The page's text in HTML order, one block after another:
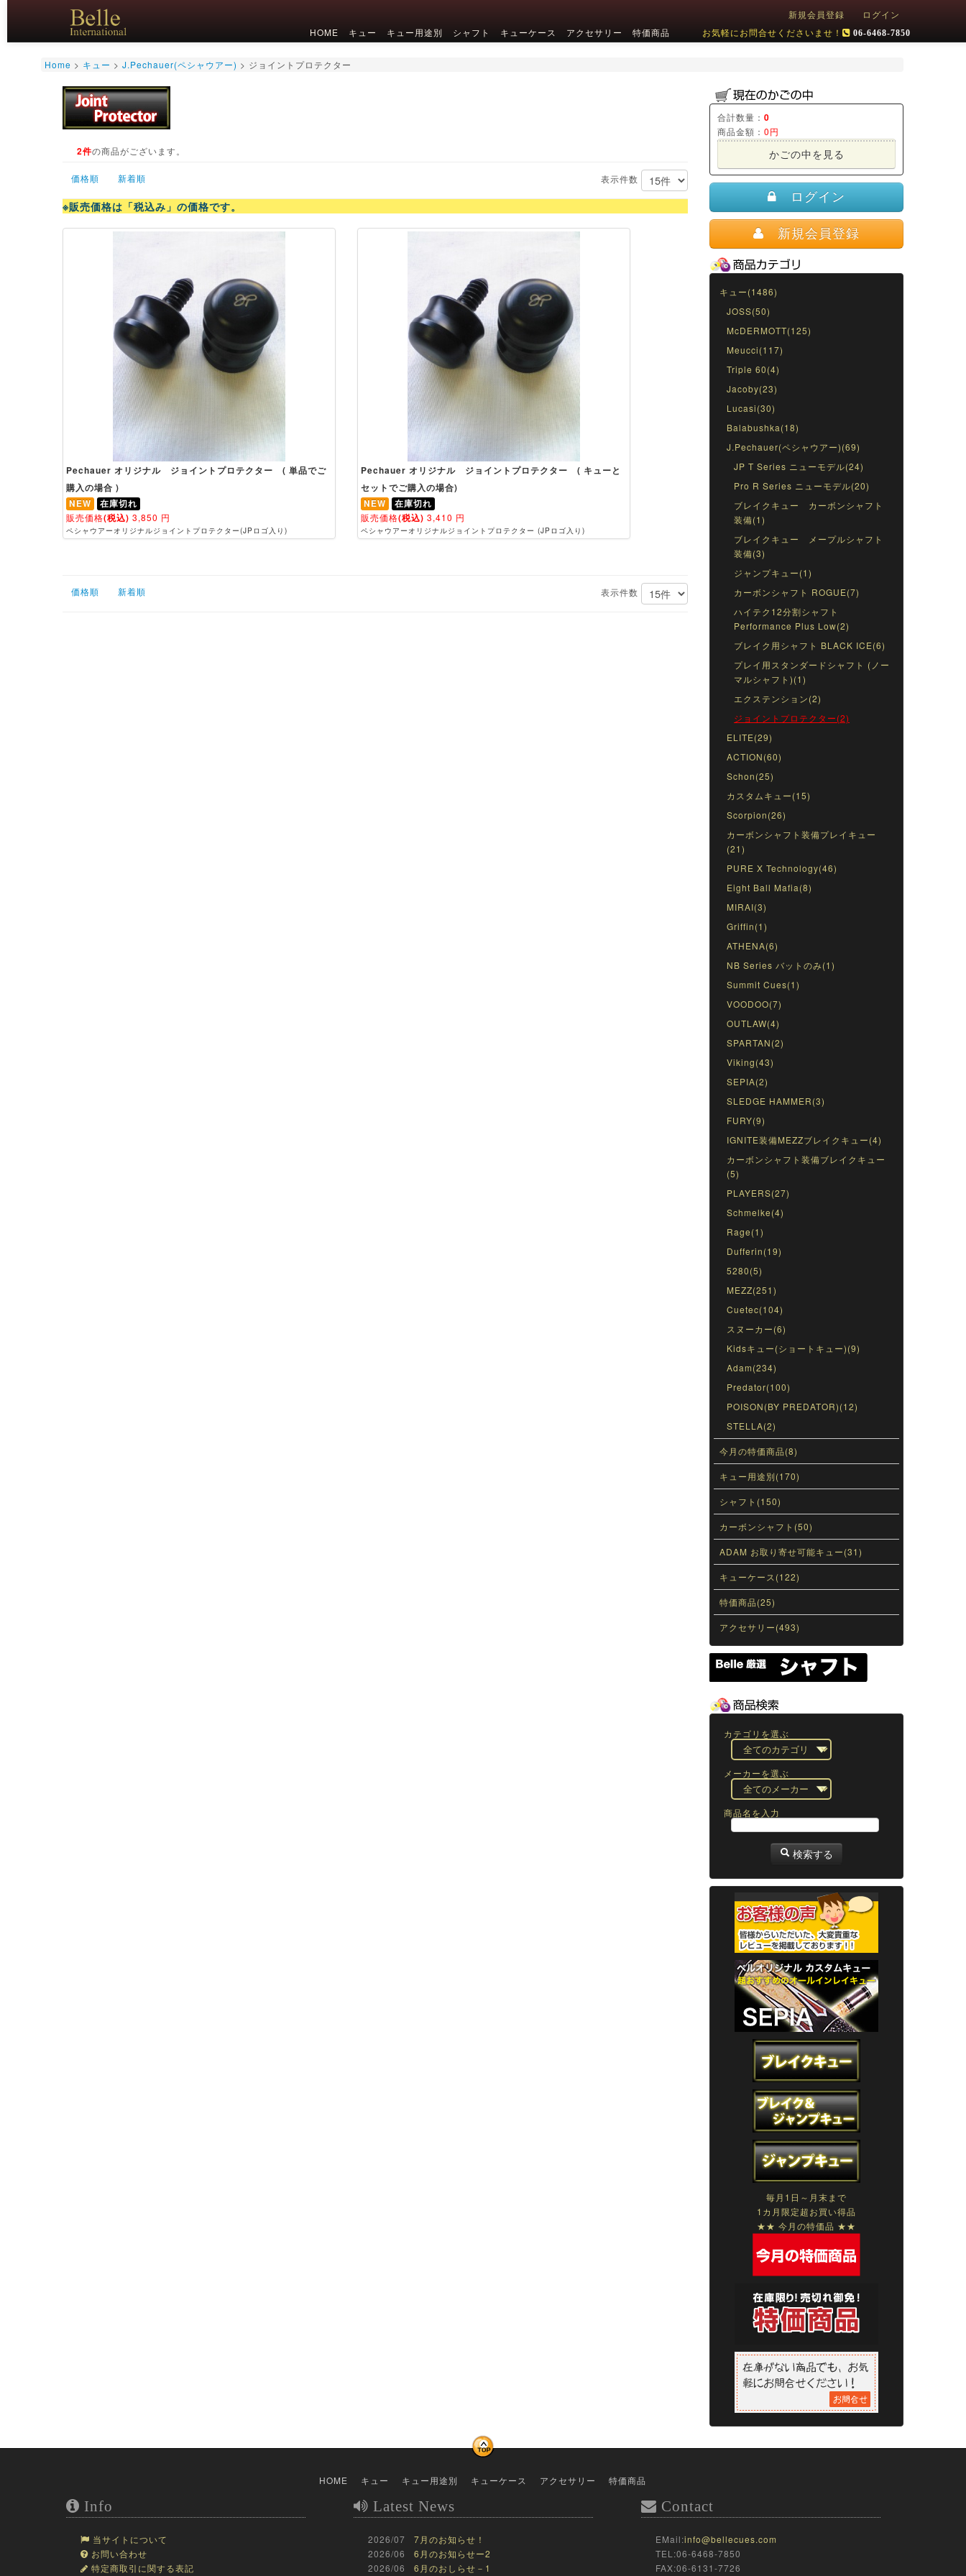
新規会員登録
ログイン
HOME
キュー キュー用途別 シャフト キューケース アクセサリー 特価商品 お気軽にお問合せくださいませ！ 06-6468-7850
Home > キュー > J.Pechauer(ペシャウアー) > ジョイントプロテクター
2件の商品がございます。
価格順 新着順 表示件数
※販売価格は「税込み」の価格です。
Pechauer オリジナル ジョイントプロテクター ( 単品でご
購入の場合 )
NEW
在庫切れ
販売価格(税込) 3,850 円
ペシャウアーオリジナルジョイントプロテクター(JPロゴ入り)
Pechauer オリジナル ジョイントプロテクター ( キューと
セットでご購入の場合)
NEW
在庫切れ
販売価格(税込) 3,410 円
ペシャウアーオリジナルジョイントプロテクター (JPロゴ入り)
価格順 新着順 表示件数
合計数量： 0
商品金額： 0円
かごの中を見る
ログイン
新規会員登録
キュー(1486)
JOSS(50)
McDERMOTT(125)
Meucci(117)
Triple 60(4)
Jacoby(23)
Lucasi(30)
Balabushka(18)
J.Pechauer(ペシャウアー)(69)
JP T Series ニューモデル(24)
Pro R Series ニューモデル(20)
ブレイクキュー カーボンシャフト
装備(1)
ブレイクキュー メープルシャフト
装備(3)
ジャンプキュー(1)
カーボンシャフト ROGUE(7)
ハイテク12分割シャフト
Performance Plus Low(2)
ブレイク用シャフト BLACK ICE(6)
プレイ用スタンダードシャフト (ノー
マルシャフト)(1)
エクステンション(2)
ジョイントプロテクター(2)
ELITE(29)
ACTION(60)
Schon(25)
カスタムキュー(15)
Scorpion(26)
カーボンシャフト装備プレイキュー
(21)
PURE X Technology(46)
Eight Ball Mafia(8)
MIRAI(3)
Griffin(1)
ATHENA(6)
NB Series バットのみ(1)
Summit Cues(1)
VOODOO(7)
OUTLAW(4)
SPARTAN(2)
Viking(43)
SEPIA(2)
SLEDGE HAMMER(3)
FURY(9)
IGNITE装備MEZZブレイクキュー(4)
カーボンシャフト装備ブレイクキュー
(5)
PLAYERS(27)
Schmelke(4)
Rage(1)
Dufferin(19)
5280(5)
MEZZ(251)
Cuetec(104)
スヌーカー(6)
Kidsキュー(ショートキュー)(9)
Adam(234)
Predator(100)
POISON(BY PREDATOR)(12)
STELLA(2)
今月の特価商品(8)
キュー用途別(170)
シャフト(150)
カーボンシャフト(50)
ADAM お取り寄せ可能キュー(31)
キューケース(122)
特価商品(25)
アクセサリー(493)
カテゴリを選ぶ
メーカーを選ぶ
商品名を入力
検索する
毎月1日～月末まで
1カ月限定超お買い得品
★★ 今月の特価品 ★★
HOME キュー キュー用途別 キューケース アクセサリー 特価商品
Info
当サイトについて
お問い合わせ
特定商取引に関する表記
Latest News
2026/07 7月のお知らせ！
2026/06 6月のお知らせー2
2026/06 6月のおしらせ－1
Contact
EMail:info@bellecues.com
TEL:06-6468-7850
FAX:06-6131-7726